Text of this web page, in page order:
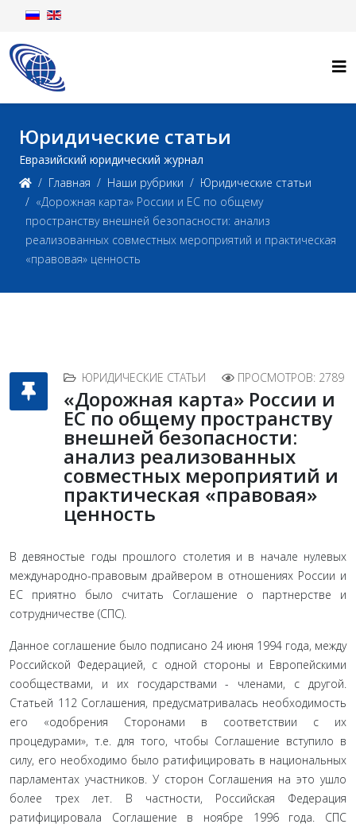
Юридические статьи
Евразийский юридический журнал
Главная
Наши рубрики
Юридические статьи
«Дорожная карта» России и ЕС по общему
пространству внешней безопасности: анализ
реализованных совместных мероприятий и практическая
«правовая» ценность
ЮРИДИЧЕСКИЕ СТАТЬИ ПРОСМОТРОВ: 2789
«Дорожная карта» России и
ЕС по общему пространству
внешней безопасности:
анализ реализованных
совместных мероприятий и
практическая «правовая»
ценность
В девяностые годы прошлого столетия и в начале нулевых
международно-правовым драйвером в отношениях России и
ЕС приятно было считать Соглашение о партнерстве и
сотруд­ничестве (СПС).
Данное соглашение было подписано 24 июня 1994 года, между
Российской Федерацией, с одной стороны и Европейскими
сообществами, и их государствами - членами, с другой.
Статьей 112 Соглашения, предусматривалась не­обходимость
его «одобрения Сторонами в соответствии с их
процедурами», т.е. для того, чтобы Соглашение вступило в
силу, его необходимо было ратифицировать в национальных
парламентах участников. У сторон Соглашения на это ушло
более трех лет. В частности, Российская Федерация
ратифици­ровала Соглашение в ноябре 1996 года. СПС